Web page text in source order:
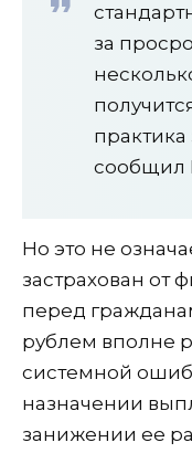
за
сообщил
Но это не
застрахован от
перед
рублем вполне
системной
назначении
занижении ее